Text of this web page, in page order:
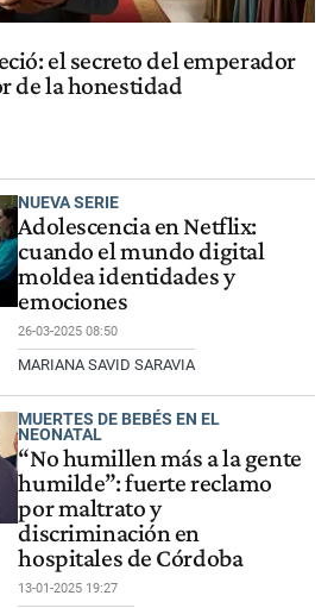
el secreto del emperador
de la honestidad
NUEVA SERIE
Adolescencia en Netflix:
cuando el mundo digital
moldea identidades y
emociones
26-03-2025 08:50
MARIANA SAVID SARAVIA
MUERTES DE BEBÉS EN EL
NEONATAL
“No humillen más a la gente
humilde”: fuerte reclamo
por maltrato y
discriminación en
hospitales de Córdoba
13-01-2025 19:27